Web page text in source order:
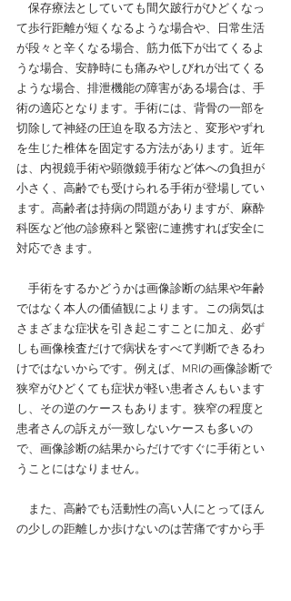
保存療法としていても間欠跛行がひどくなっ
て歩行距離が短くなるような場合や、日常生活
が段々と辛くなる場合、筋力低下が出てくるよ
うな場合、安静時にも痛みやしびれが出てくる
ような場合、排泄機能の障害がある場合は、手
術の適応となります。 手術には、背骨の一部を
切除して神経の圧迫を取る方法と、変形やずれ
を生じた椎体を固定する方法があります。近年
は、内視鏡手術や顕微鏡手術など体への負担が
小さく、高齢でも受けられる手術が登場してい
ます。高齢者は持病の問題がありますが、麻酔
科医など他の診療科と緊密に連携すれば安全に
対応できます。
手術をするかどうかは画像診断の結果や年齢
ではなく本人の価値観によります。この病気は
さまざまな症状を引き起こすことに加え、必ず
しも画像検査だけで病状をすべて判断できるわ
けではないからです。例えば、MRIの画像診断で
狭窄がひどくても症状が軽い患者さんもいます
し、その逆のケースもあります。狭窄の程度と
患者さんの訴えが一致しないケースも多いの
で、画像診断の結果からだけですぐに手術とい
うことにはなりません。
また、高齢でも活動性の高い人にとってほん
の少しの距離しか歩けないのは苦痛ですから手